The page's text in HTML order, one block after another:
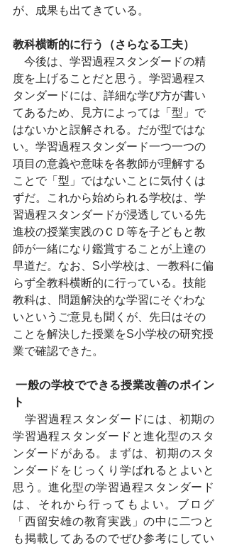
が、成果も出てきている。
教科横断的に行う（さらなる工夫）
今後は、学習過程スタンダードの精
度を上げることだと思う。学習過程ス
タンダードには、詳細な学び方が書い
てあるため、見方によっては「型」で
はないかと誤解される。だが型ではな
い。学習過程スタンダード一つ一つの
項目の意義や意味を各教師が理解する
ことで「型」ではないことに気付くは
ずだ。これから始められる学校は、学
習過程スタンダードが浸透している先
進校の授業実践のＣＤ等を子どもと教
師が一緒になり鑑賞することが上達の
早道だ。なお、S小学校は、一教科に偏
らず全教科横断的に行っている。技能
教科は、問題解決的な学習にそぐわな
いというご意見も聞くが、先日はその
ことを解決した授業をS小学校の研究授
業で確認できた。
一般の学校でできる授業改善のポイン
ト
学習過程スタンダードには、初期の
学習過程スタンダードと進化型のスタ
ンダードがある。まずは、初期のスタ
ンダードをじっくり学ばれるとよいと
思う。進化型の学習過程スタンダード
は、それから行ってもよい。ブログ
「西留安雄の教育実践」の中に二つと
も掲載してあるのでぜひ参考にしてい